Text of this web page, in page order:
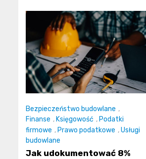
Bezpieczeństwo budowlane ,
Finanse , Księgowość , Podatki
firmowe , Prawo podatkowe ,Usługi
budowlane
Jak udokumentować 8%